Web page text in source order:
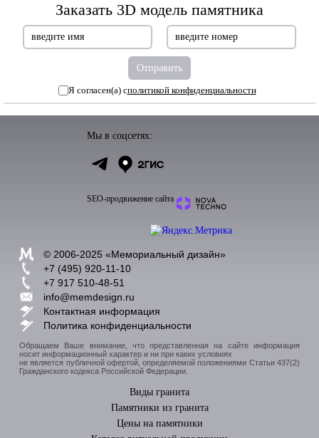
Заказать 3D модель памятника
Я согласен(а) сполитикой конфиденциальности
Мы в соцсетях:
SEO-продвижение сайта
© 2006-2025 «Мемориальный дизайн»
+7 (495) 920-11-10
+7 917 510-48-51
info@memdesign.ru
Контактная информация
Политика конфиденциальности
Обращаем Ваше внимание, что представленная на сайте информация
носит информационный характер и ни при каких условиях
не является публичной офертой, определяемой положениями Статьи 437(2)
Гражданского кодекса Российской Федерации.
Виды гранита
Памятники из гранита
Цены на памятники